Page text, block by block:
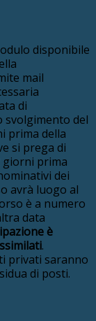
disponibile
mail
di
svolgimento del
prima della
si prega di
giorni prima
dei
avrà luogo al
è a numero
data
è
.
privati saranno
di posti.